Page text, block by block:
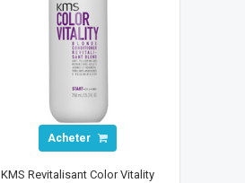
Acheter
KMS Revitalisant Color Vitality